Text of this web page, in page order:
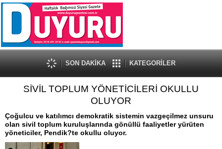
SON DAKİKA KATEGORİLER
SİVİL TOPLUM YÖNETİCİLERİ OKULLU
OLUYOR
Çoğulcu ve katılımcı demokratik sistemin vazgeçilmez unsuru
olan sivil toplum kuruluşlarında gönüllü faaliyetler yürüten
yöneticiler, Pendik?te okullu oluyor.